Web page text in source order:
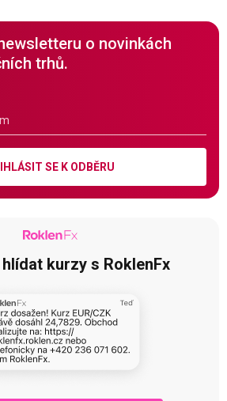
o novinkách
trhů.
SE K ODBĚRU
kurzy s RoklenFx